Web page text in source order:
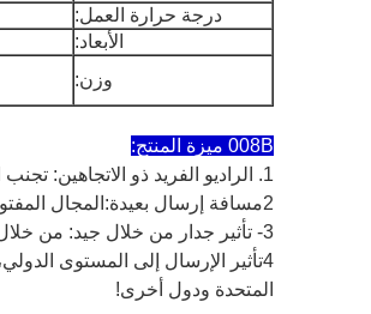
درجة حرارة العمل:
الأبعاد:
وزن:
008B ميزة المنتج:
1. الراديو الفريد ذو الاتجاهين: تجنب الاتجاه الواحد لشرح التفاعل السيئ ؛
2مسافة إرسال بعيدة:المجال المفتوح >= 300 م
3- تأثير جدار من خلال جيد: من خلال جدار الخرسانة، تأثير اختراق جدار الطوب؛
4تأثير الإرسال إلى المستوى
المتحدة ودول أخرى!